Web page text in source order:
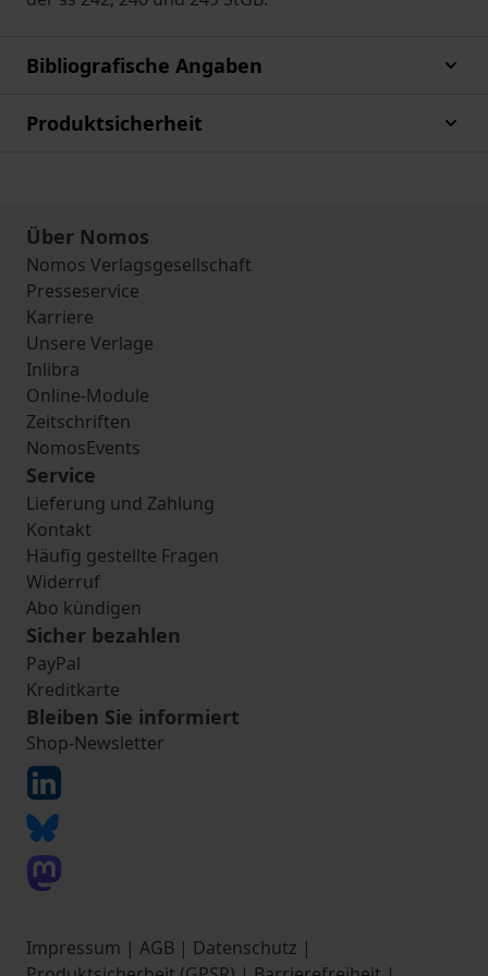
Bibliografische Angaben
Produktsicherheit
Über Nomos
Nomos Verlagsgesellschaft
Presseservice
Karriere
Unsere Verlage
Inlibra
Online-Module
Zeitschriften
NomosEvents
Service
Lieferung und Zahlung
Kontakt
Häufig gestellte Fragen
Widerruf
Abo kündigen
Sicher bezahlen
PayPal
Kreditkarte
Bleiben Sie informiert
Shop-Newsletter
Impressum | AGB | Datenschutz |